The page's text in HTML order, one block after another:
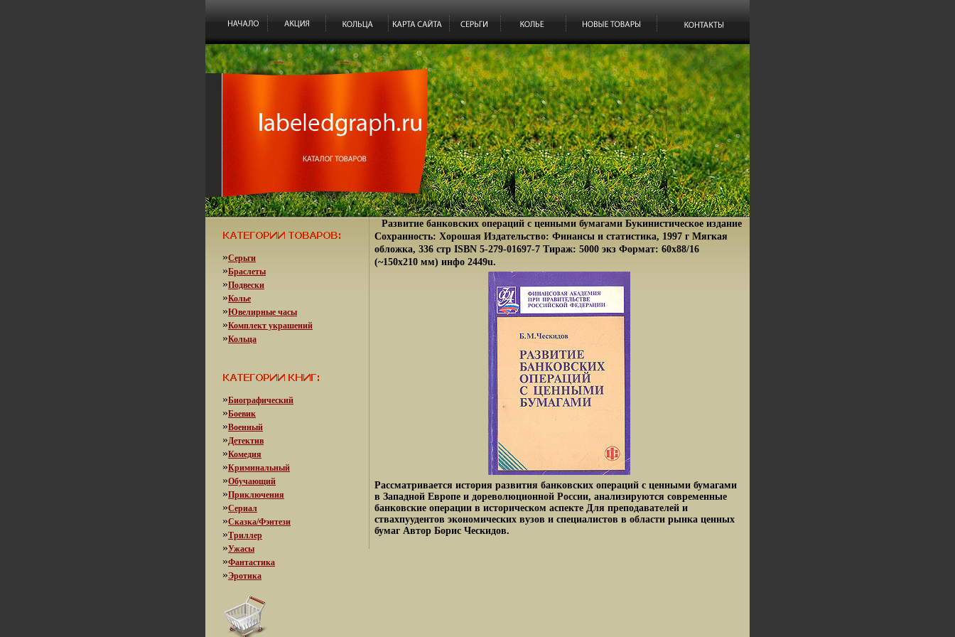
»Серьги
»Браслеты
»Подвески
»Колье
»Ювелирные часы
»Комплект украшений
»Кольца
»Биографический
»Боевик
»Военный
»Детектив
»Комедия
»Криминальный
»Обучающий
»Приключения
»Сериал
»Сказка/Фэнтези
»Триллер
»Ужасы
»Фантастика
»Эротика
Развитие банковских операций с ценными бумагами Букинистическое издание
Сохранность: Хорошая Издательство: Финансы и статистика, 1997 г Мягкая
обложка, 336 стр ISBN 5-279-01697-7 Тираж: 5000 экз Формат: 60x88/16
(~150x210 мм) инфо 2449u.
Рассматривается история развития банковских операций с ценными бумагами
в Западной Европе и дореволюционной России, анализируются современные
банковские операции в историческом аспекте Для преподавателей и
ствахпуудентов экономических вузов и специалистов в области рынка ценных
бумаг Автор Борис Ческидов.